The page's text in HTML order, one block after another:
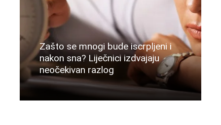
Zašto se mnogi bude iscrpljeni i
nakon sna? Liječnici izdvajaju
neočekivan razlog
Više